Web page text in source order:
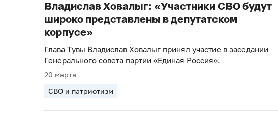
Владислав Ховалыг: «Участники СВО будут
широко представлены в депутатском
корпусе»
Глава Тувы Владислав Ховалыг принял участие в заседании
Генерального совета партии «Единая Россия».
20 марта
СВО и патриотизм